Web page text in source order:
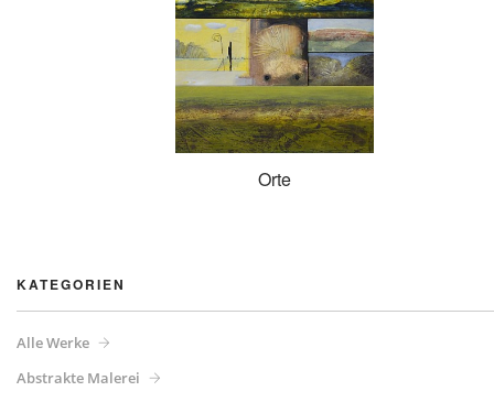
Orte
KATEGORIEN
Alle Werke
Abstrakte Malerei